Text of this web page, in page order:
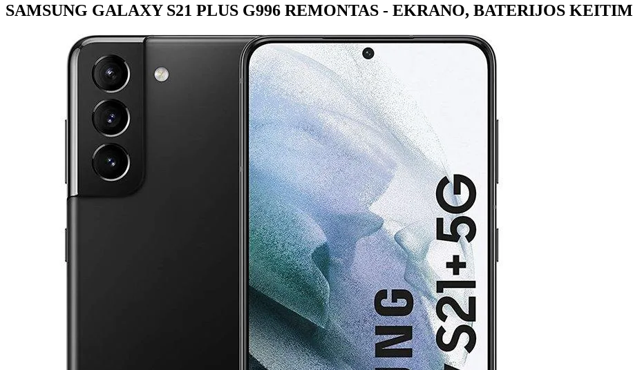
SAMSUNG GALAXY S21 PLUS G996 REMONTAS - EKRANO, BATERIJOS